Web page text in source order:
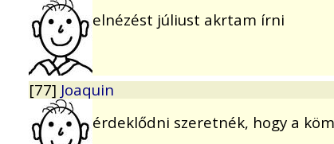
elnézést júliust akrtam írni
[77] Joaquin
érdeklődni szeretnék, hogy a